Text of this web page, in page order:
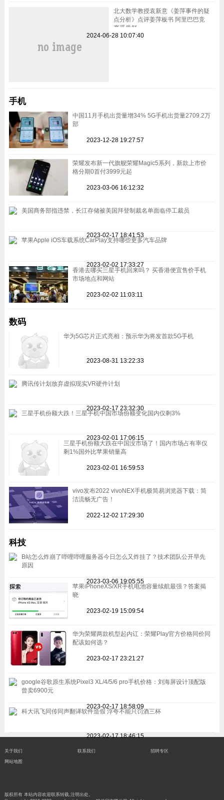
北大数学教授袁新意《姜萍事件的疑
点分析》点评姜萍板书 阿里巴巴竞
赛受质疑
2024-06-28 10:07:40
手机
中国11月手机出货量增34% 5G手机出货量2709.2万
部
2023-12-28 19:27:57
荣耀发布新一代旗舰荣耀Magic5系列，新款上市价
格分期0首付3999元起
2023-03-06 16:12:32
美国商务部指违禁，长江存储被美国拜登制裁名单面临停工裁员
2023-02-17 18:41:53
苹果Apple iOS车载系统CarPlay支持哪些更多汽车品牌
2023-02-02 17:33:27
香港去哪买三星手机回来吗？ 买香港便宜售价手机
市场地点和网站
2023-02-02 11:03:11
数码
华为5G芯片正式亮相：预示华为将发首款5G手机
2023-08-31 13:22:33
腾讯传计划放弃虚拟现实VR硬件计划
2023-02-17 23:32:30
三星手机份额大跌！三星手机中国市场份额变化国内仅剩3%
2023-02-01 17:06:15
三星手机份额大跌在中国没市场了！国内市场占有率仅
剩1%国外比苹果销量高
2023-02-01 16:59:53
vivo发布2022 vivoNEX手机极简易浏览器下载：简
洁流畅无广告！
2022-12-02 17:29:30
科技
B站怎么炸崩了哔哩哔哩服务器今日怎么又炸挂了？技术团队公开早先
原因
2023-03-06 19:05:55
苹果iPhoneXS/XR手机电池容量续航最强？答案揭
晓
2023-02-19 15:09:54
华为荣耀两款机型起内讧：荣耀Play官方价格同价同
配该如何选？
2023-02-17 23:21:27
google谷歌原生系统Pixel3 XL/4/5/6 pro手机价格：刘海屏设计顶配版
曾卖6900元
2023-02-17 18:58:09
科大讯飞同传同声翻译软件造假 浮夸不能只罚酒三杯
2023-02-17 18:46:15
关于我们 联系我们 招聘专区
网站地图
版权所有 本站内容欢迎联系转载,注明出处。